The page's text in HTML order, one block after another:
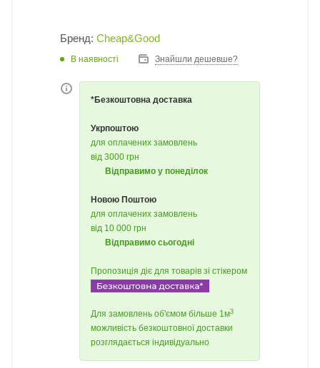
Бренд: Cheap&Good
В наявності Знайшли дешевше?
*Безкоштовна доставка
Укрпоштою
для оплачених замовлень
від 3000 грн
Відправимо у понеділок
Новою Поштою
для оплачених замовлень
від 10 000 грн
Відправимо сьогодні
Пропозиція діє для товарів зі стікером
Для замовлень об'ємом більше 1м3
можливість безкоштовної доставки
розглядається індивідуально